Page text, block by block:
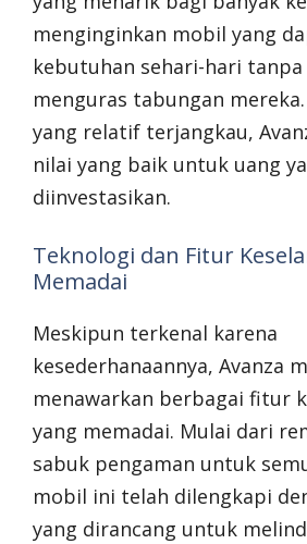
menginginkan mobil yang
kebutuhan sehari-hari tanpa
menguras tabungan
yang relatif terjangkau,
nilai yang baik untuk uang
diinvestasikan.
Teknologi dan Fitur
Memadai
Meskipun terkenal karena
kesederhanaannya, Avanza
menawarkan berbagai fitur
yang memadai. Mulai dari
sabuk pengaman untuk
mobil ini telah dilengkapi
yang dirancang untuk